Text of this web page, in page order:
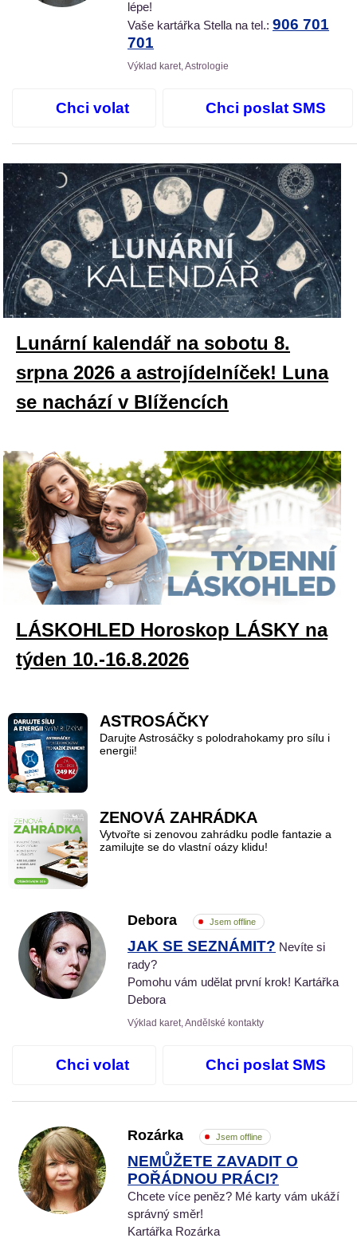
lépe!
Vaše kartářka Stella na tel.: 906 701
701
Výklad karet, Astrologie
Chci volat Chci poslat SMS
Lunární kalendář na sobotu 8.
srpna 2026 a astrojídelníček! Luna
se nachází v Blížencích
LÁSKOHLED Horoskop LÁSKY na
týden 10.-16.8.2026
ASTROSÁČKY
Darujte Astrosáčky s polodrahokamy pro sílu i
energii!
ZENOVÁ ZAHRÁDKA
Vytvořte si zenovou zahrádku podle fantazie a
zamilujte se do vlastní oázy klidu!
Debora Jsem offline
JAK SE SEZNÁMIT? Nevíte si
rady?
Pomohu vám udělat první krok! Kartářka
Debora
Výklad karet, Andělské kontakty
Chci volat Chci poslat SMS
Rozárka Jsem offline
NEMŮŽETE ZAVADIT O
POŘÁDNOU PRÁCI?
Chcete více peněz? Mé karty vám ukáží
správný směr!
Kartářka Rozárka